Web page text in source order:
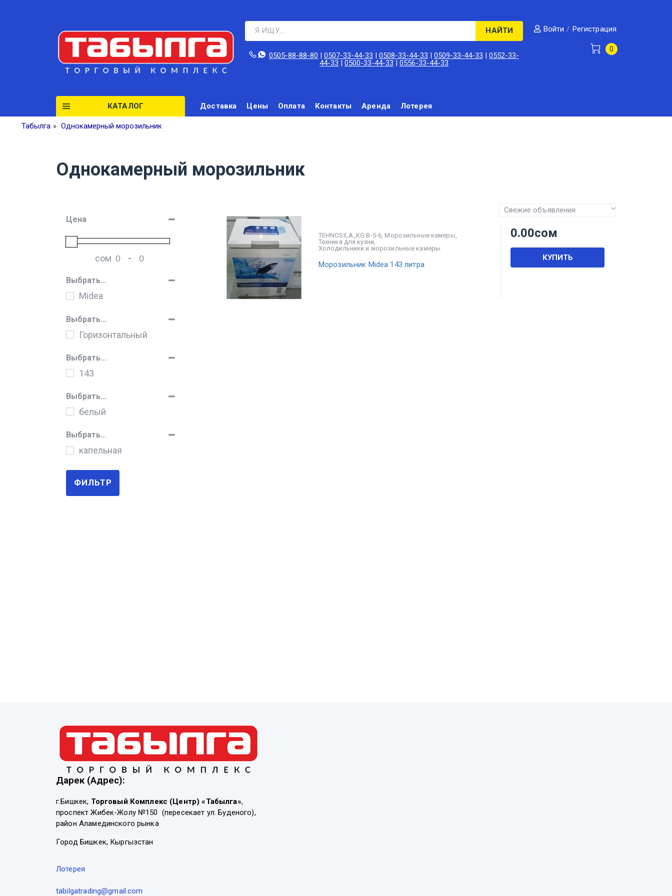
НАЙТИ
0505-88-88-80‬ |0507-33-44-33 |0508-33-44-33 |0509-33-44-33 |0552-33-
44-33 |0500-33-44-33 |0556-33-44-33
Войти / Регистрация
0
КАТАЛОГ Доставка Цены Оплата Контакты Аренда Лотерея
Табылга » Однокамерный морозильник
Однокамерный морозильник
Цена
сом
Мин. цена
-
Макс. цена
Выбрать...
Midea
Выбрать...
Горизонтальный
Выбрать...
143
Выбрать...
белый
Выбрать...
капельная
ФИЛЬТР
TEHNOSILA_KG В-5-6, Морозильные камеры,
Техника для кухни,
Холодильники и морозильные камеры
Морозильник Midea 143 литра
0.00сом
КУПИТЬ
Дарек (Адрес):
г.Бишкек, Торговый Комплекс (Центр) «Табылга»,
проспект Жибек-Жолу №150 (пересекает ул. Буденого),
район Аламединского рынка
Город Бишкек, Кыргызстан
Лотерея
tabilgatrading@gmail.com